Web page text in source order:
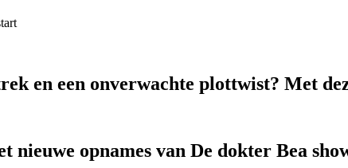
en een onverwachte plottwist? Met
nieuwe opnames van De dokter Bea